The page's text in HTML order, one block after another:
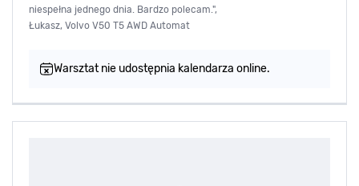
niespełna jednego dnia. Bardzo polecam.",
Łukasz, Volvo V50 T5 AWD Automat
Warsztat nie udostępnia kalendarza online.